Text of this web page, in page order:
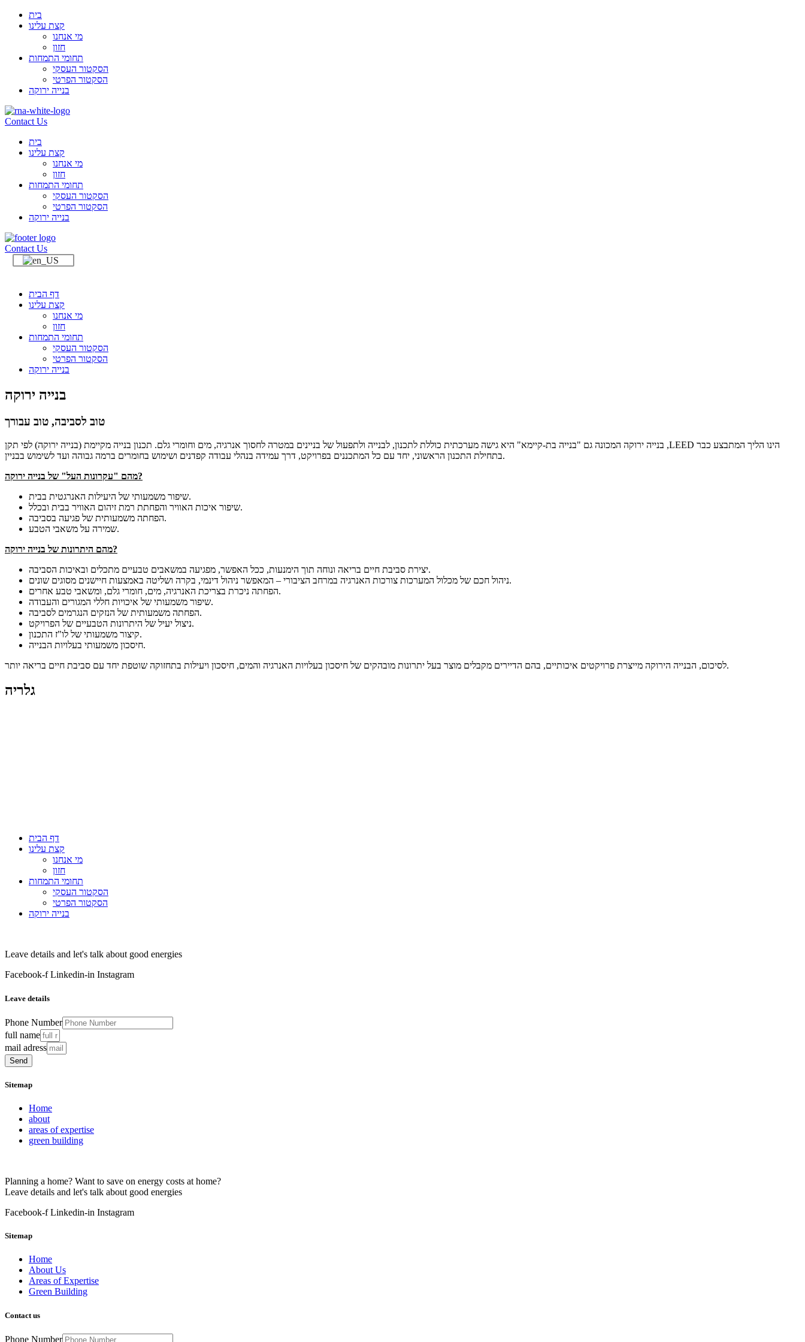
בית
קצת עלינו
מי אנחנו
חזון
תחומי התמחות
הסקטור העסקי
הסקטור הפרטי
בנייה ירוקה
Contact Us
בית
קצת עלינו
מי אנחנו
חזון
תחומי התמחות
הסקטור העסקי
הסקטור הפרטי
בנייה ירוקה
Contact Us
דף הבית
קצת עלינו
מי אנחנו
חזון
תחומי התמחות
הסקטור העסקי
הסקטור הפרטי
בנייה ירוקה
בנייה ירוקה
טוב לסביבה, טוב עבורך
בנייה ירוקה המכונה גם "בנייה בת-קיימא" היא גישה מערכתית כוללת לתכנון, לבנייה ולתפעול של בניינים במטרה לחסוך אנרגיה, מים וחומרי גלם. תכנון בנייה מקיימת (בנייה ירוקה) לפי תקן ,LEED הינו הליך המתבצע כבר
בתחילת התכנון הראשוני, יחד עם כל המתכננים בפרויקט, דרך עמידה בנהלי עבודה קפדנים ושימוש בחומרים ברמה גבוהה ועד לשימוש בבניין.
מהם "עקרונות העל" של בנייה ירוקה?
שיפור משמעותי של היעילות האנרגטית בבית.
שיפור איכות האוויר והפחתת רמת זיהום האוויר בבית ובכלל.
הפחתה משמעותית של פגיעה בסביבה.
שמירה על משאבי הטבע.
מהם היתרונות של בנייה ירוקה?
יצירת סביבת חיים בריאה ונוחה תוך הימנעות, ככל האפשר, מפגיעה במשאבים טבעיים מתכלים ובאיכות הסביבה.
ניהול חכם של מכלול המערכות צורכות האנרגיה במרחב הציבורי – המאפשר ניהול דינמי, בקרה ושליטה באמצעות חיישנים מסוגים שונים.
הפחתה ניכרת בצריכת האנרגיה, מים, חומרי גלם, ומשאבי טבע אחרים.
שיפור משמעותי של איכויות חללי המגורים והעבודה.
הפחתה משמעותית של הנזקים הנגרמים לסביבה.
ניצול יעיל של היתרונות הטבעיים של הפרויקט.
קיצור משמעותי של לו"ז התכנון.
חיסכון משמעותי בעלויות הבנייה.
לסיכום, הבנייה הירוקה מייצרת פרויקטים איכותיים, בהם הדיירים מקבלים מוצר בעל יתרונות מובהקים של חיסכון בעלויות האנרגיה והמים, חיסכון ויעילות בתחזוקה שוטפת יחד עם סביבת חיים בריאה יותר.
גלריה
דף הבית
קצת עלינו
מי אנחנו
חזון
תחומי התמחות
הסקטור העסקי
הסקטור הפרטי
בנייה ירוקה
Leave details and let's talk about good energies
Facebook-f Linkedin-in Instagram
Leave details
Phone Number
full name
mail adress
Send
Sitemap
Home
about
areas of expertise
green building
Planning a home? Want to save on energy costs at home?
Leave details and let's talk about good energies
Facebook-f Linkedin-in Instagram
Sitemap
Home
About Us
Areas of Expertise
Green Building
Contact us
Phone Number